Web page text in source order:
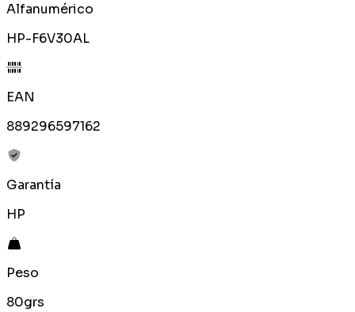
Alfanumérico
HP-F6V30AL
EAN
889296597162
Garantía
HP
Peso
80grs